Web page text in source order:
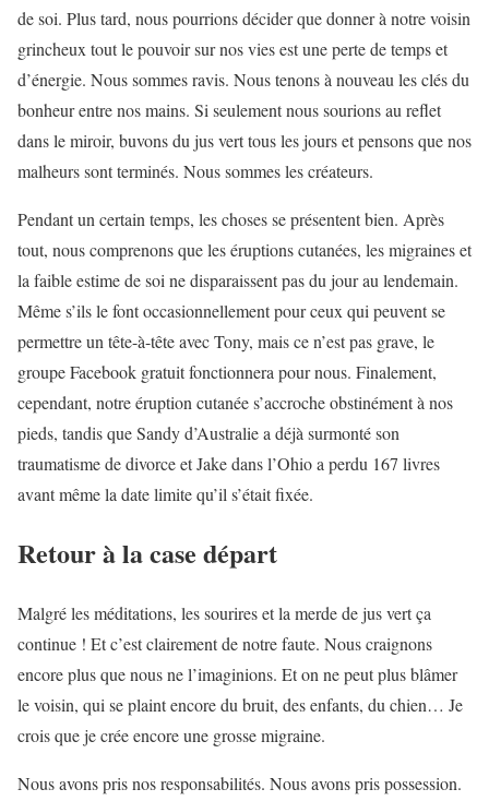
de soi. Plus tard, nous pourrions décider que donner à notre voisin
grincheux tout le pouvoir sur nos vies est une perte de temps et
d’énergie. Nous sommes ravis. Nous tenons à nouveau les clés du
bonheur entre nos mains. Si seulement nous sourions au reflet
dans le miroir, buvons du jus vert tous les jours et pensons que nos
malheurs sont terminés. Nous sommes les créateurs.
Pendant un certain temps, les choses se présentent bien. Après
tout, nous comprenons que les éruptions cutanées, les migraines et
la faible estime de soi ne disparaissent pas du jour au lendemain.
Même s’ils le font occasionnellement pour ceux qui peuvent se
permettre un tête-à-tête avec Tony, mais ce n’est pas grave, le
groupe Facebook gratuit fonctionnera pour nous. Finalement,
cependant, notre éruption cutanée s’accroche obstinément à nos
pieds, tandis que Sandy d’Australie a déjà surmonté son
traumatisme de divorce et Jake dans l’Ohio a perdu 167 livres
avant même la date limite qu’il s’était fixée.
Retour à la case départ
Malgré les méditations, les sourires et la merde de jus vert ça
continue ! Et c’est clairement de notre faute. Nous craignons
encore plus que nous ne l’imaginions. Et on ne peut plus blâmer
le voisin, qui se plaint encore du bruit, des enfants, du chien… Je
crois que je crée encore une grosse migraine.
Nous avons pris nos responsabilités. Nous avons pris possession.